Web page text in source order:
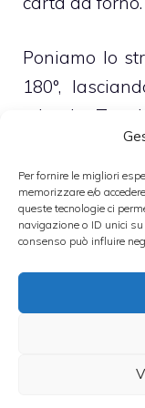
Per fornire le migliori
memorizzare e/o
queste tecnologie ci
navigazione o ID unici
consenso può influire
Poniamo lo
180°,
minuti.
lo strudel